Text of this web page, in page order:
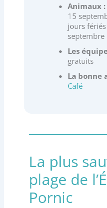
Animaux :
15
jours
septembre
Les
gratuits
La bonne
Café
La plus
plage de
Pornic